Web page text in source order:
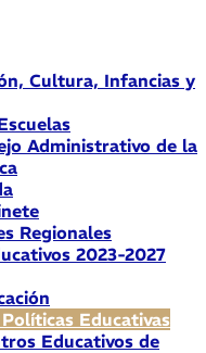
Cultura, Infancias y
Administrativo de la
Regionales
2023-2027
Educativas
Educativos de